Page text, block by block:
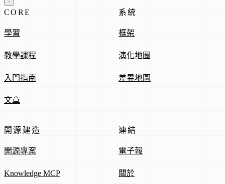
CORE
學習
教學課程
入門指南
文章
系統
框架
演化地圖
差異地圖
開源建造
開源專案
Knowledge MCP
連結
電子報
關於